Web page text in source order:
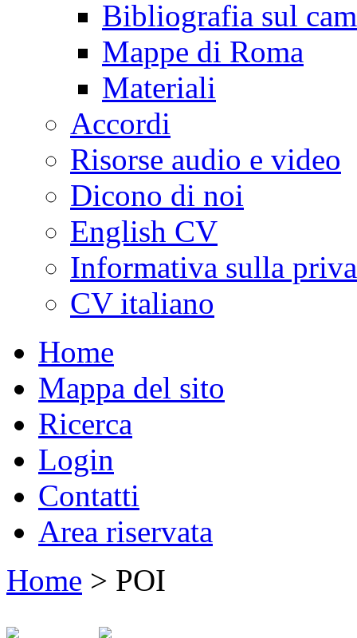
Bibliografia sul
Mappe di Roma
Materiali
Accordi
Risorse audio e video
Dicono di noi
English CV
Informativa sulla
CV italiano
Home
Mappa del sito
Ricerca
Login
Contatti
Area riservata
Home > POI